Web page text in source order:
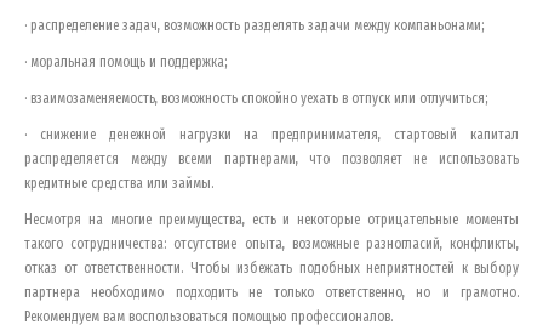
· распределение задач, возможность разделять задачи между компаньонами;
· моральная помощь и поддержка;
· взаимозаменяемость, возможность спокойно уехать в отпуск или отлучиться;
· снижение денежной нагрузки на предпринимателя, стартовый капитал
распределяется между всеми партнерами, что позволяет не использовать
кредитные средства или займы.
Несмотря на многие преимущества, есть и некоторые отрицательные моменты
такого сотрудничества: отсутствие опыта, возможные разногласий, конфликты,
отказ от ответственности. Чтобы избежать подобных неприятностей к выбору
партнера необходимо подходить не только ответственно, но и грамотно.
Рекомендуем вам воспользоваться помощью профессионалов.